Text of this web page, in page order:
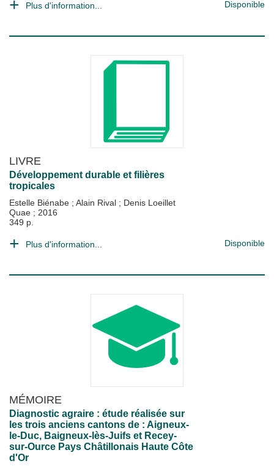
Plus d'information... Disponible
LIVRE
Développement durable et filières
tropicales
Estelle Biénabe ; Alain Rival ; Denis Loeillet
Quae ; 2016
349 p.
Plus d'information... Disponible
MÉMOIRE
Diagnostic agraire : étude réalisée sur
les trois anciens cantons de : Aigneux-
le-Duc, Baigneux-lès-Juifs et Recey-
sur-Ource Pays Châtillonais Haute Côte
d'Or